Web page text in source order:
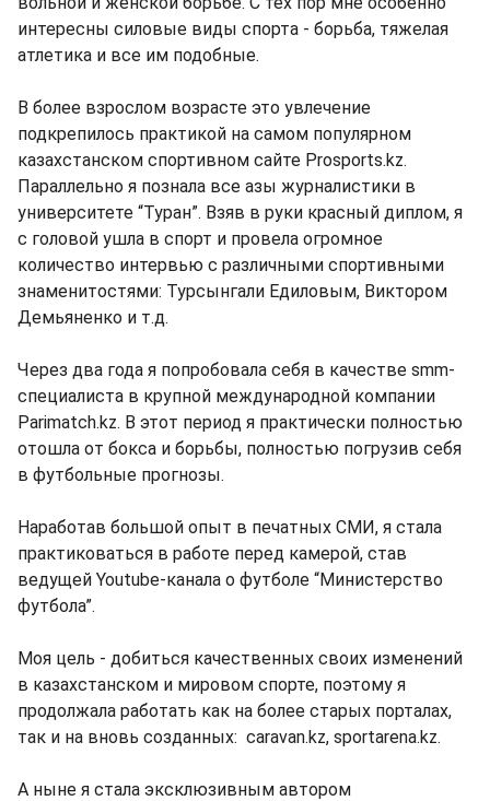
интересны силовые виды спорта - борьба, тяжелая
атлетика и все им подобные.
В более взрослом возрасте это увлечение
подкрепилось практикой на самом популярном
казахстанском спортивном сайте Prosports.kz.
Параллельно я познала все азы журналистики в
университете “Туран”. Взяв в руки красный диплом, я
с головой ушла в спорт и провела огромное
количество интервью с различными спортивными
знаменитостями: Турсынгали Едиловым, Виктором
Демьяненко и т.д.
Через два года я попробовала себя в качестве smm-
специалиста в крупной международной компании
Parimatch.kz. В этот период я практически полностью
отошла от бокса и борьбы, полностью погрузив себя
в футбольные прогнозы.
Наработав большой опыт в печатных СМИ, я стала
практиковаться в работе перед камерой, став
ведущей Youtube-канала о футболе “Министерство
футбола”.
Моя цель - добиться качественных своих изменений
в казахстанском и мировом спорте, поэтому я
продолжала работать как на более старых порталах,
так и на вновь созданных: caravan.kz, sportarena.kz.
А ныне я стала эксклюзивным автором